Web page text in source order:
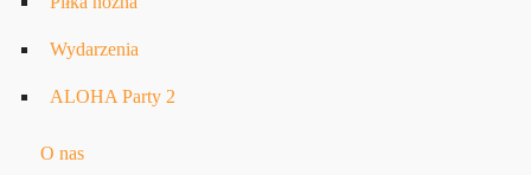
Wydarzenia
ALOHA Party 2
O nas